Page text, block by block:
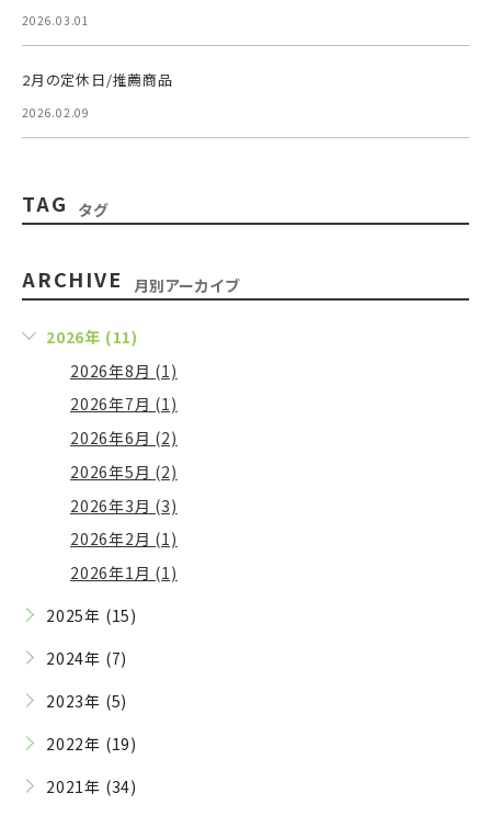
2026.03.01
2月の定休日/推薦商品
2026.02.09
TAG タグ
ARCHIVE 月別アーカイブ
2026年 (11)
2026年8月 (1)
2026年7月 (1)
2026年6月 (2)
2026年5月 (2)
2026年3月 (3)
2026年2月 (1)
2026年1月 (1)
2025年 (15)
2024年 (7)
2023年 (5)
2022年 (19)
2021年 (34)